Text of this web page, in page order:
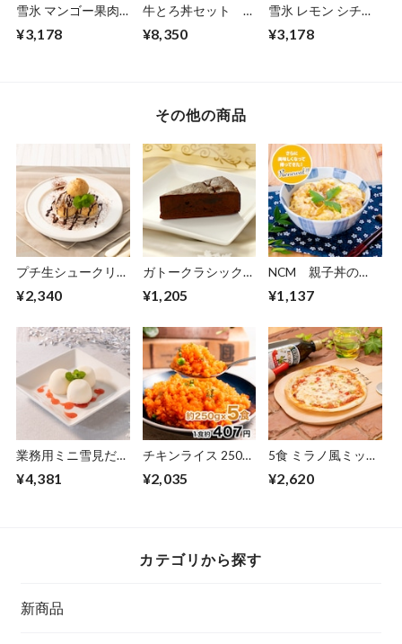
雪氷 マンゴー果肉
【30400081】【冷
¥3,178
牛とろ丼セット 牛
牛とろ丼のたれ1本
¥8,350
雪氷 レモン シチリ
食【30400082】
¥3,178
その他の商品
プチ生シュークリー
ム 50個～55個
【20030294】【冷
¥2,340
ガトークラシックシ
ョコラ 4個入 ﾌｧﾐｰﾙ
製菓【00310053】
¥1,205
NCM 親子丼の
素 160g×5食
【40000219】【冷
¥1,137
業務用ミニ雪見だい
ふく 白 72個入 ﾛｯﾃｱ
ｲｽ【20240042】
¥4,381
チキンライス 250g
国産米×5食
【20030266】【冷
¥2,035
5食 ミラノ風ミック
スピッツァ 170g
【00140032】【冷
¥2,620
カテゴリから探す
新商品